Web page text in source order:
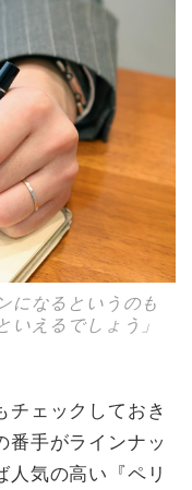
になるというのも
いえるでしょう」
チェックしておき
番手がラインナッ
人気の高い『ペリ